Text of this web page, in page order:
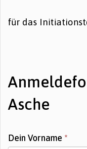
für das
Asche
Dein Vorname *